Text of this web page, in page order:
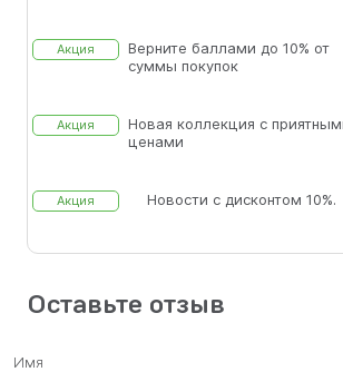
Акция
Верните баллами до 10% от
суммы покупок
Акция
Новая коллекция с
ценами
Акция Новости с дисконтом 10%.
Оставьте отзыв
Имя